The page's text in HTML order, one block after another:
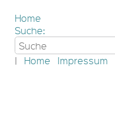
Home
Suche:
| Home Impressum